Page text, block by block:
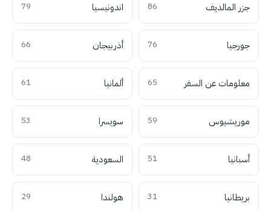
جزر المالديف 86 اندونيسيا 79
جورجيا 76 أذربيجان 66
معلومات عن السفر 65 ألمانيا 61
موريشيوس 59 سويسرا 53
أسبانيا 51 السعودية 48
بريطانيا 31 هولندا 29